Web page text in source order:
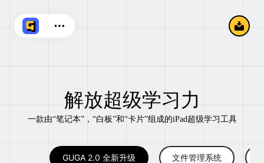
解放超级学习力
一款由“笔记本”，“白板”和“卡片”组成的iPad超级学习工具
GUGA 2.0 全新升级 文件管理系统